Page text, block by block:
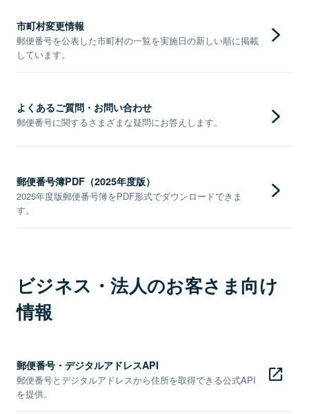
市町村変更情報
郵便番号を公表した市町村の一覧を実施日の新しい順に掲載
しています。
よくあるご質問・お問い合わせ
郵便番号に関するさまざまな疑問にお答えします。
郵便番号簿PDF（2025年度版）
2025年度版郵便番号簿をPDF形式でダウンロードできま
す。
ビジネス・法人のお客さま向け
情報
郵便番号・デジタルアドレスAPI
郵便番号とデジタルアドレスから住所を取得できる公式API
を提供。